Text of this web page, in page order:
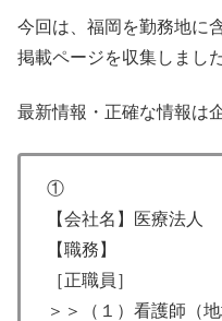
今回は、福岡を勤務地に
掲載ページを収集しました
最新情報・正確な情報は
①
【会社名】医療法人
【職務】
［正職員］
＞＞（１）看護師（